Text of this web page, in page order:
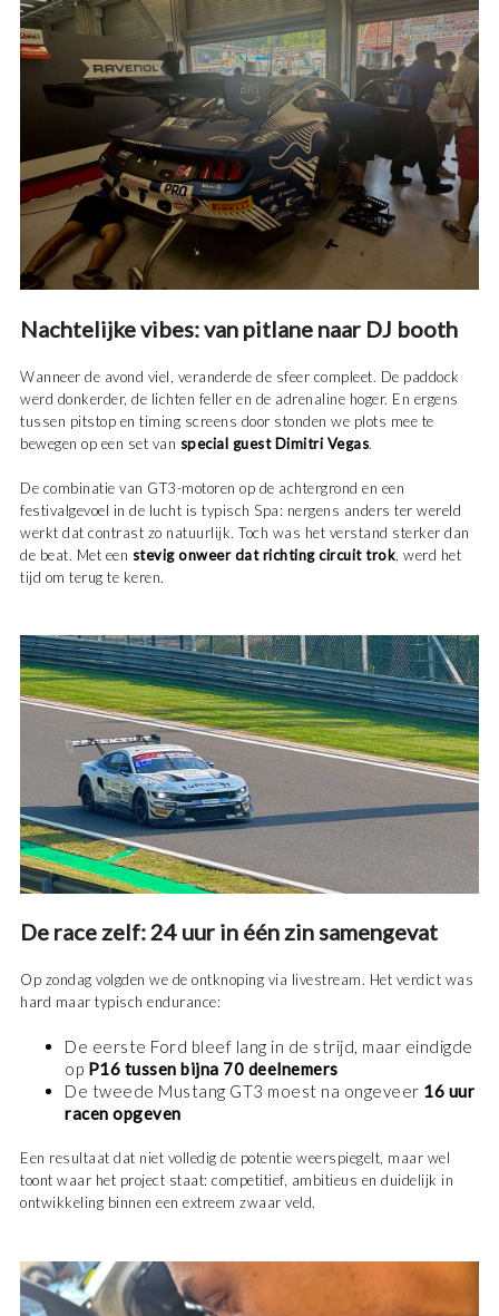
Nachtelijke vibes: van pitlane naar DJ booth
Wanneer de avond viel, veranderde de sfeer compleet. De paddock
werd donkerder, de lichten feller en de adrenaline hoger. En ergens
tussen pitstop en timing screens door stonden we plots mee te
bewegen op een set van special guest Dimitri Vegas.
De combinatie van GT3-motoren op de achtergrond en een
festivalgevoel in de lucht is typisch Spa: nergens anders ter wereld
werkt dat contrast zo natuurlijk. Toch was het verstand sterker dan
de beat. Met een stevig onweer dat richting circuit trok , werd het
tijd om terug te keren.
De race zelf: 24 uur in één zin samengevat
Op zondag volgden we de ontknoping via livestream. Het verdict was
hard maar typisch endurance:
De eerste Ford bleef lang in de strijd, maar eindigde
op P16 tussen bijna 70 deelnemers
De tweede Mustang GT3 moest na ongeveer 16 uur
racen opgeven
Een resultaat dat niet volledig de potentie weerspiegelt, maar wel
toont waar het project staat: competitief, ambitieus en duidelijk in
ontwikkeling binnen een extreem zwaar veld.